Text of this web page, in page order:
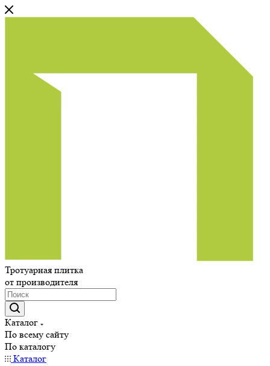
Тротуарная плитка
от производителя
Каталог
По всему сайту
По каталогу
Каталог